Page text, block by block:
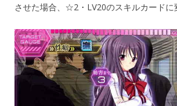
させた場合、☆2・LV20のスキルカードに